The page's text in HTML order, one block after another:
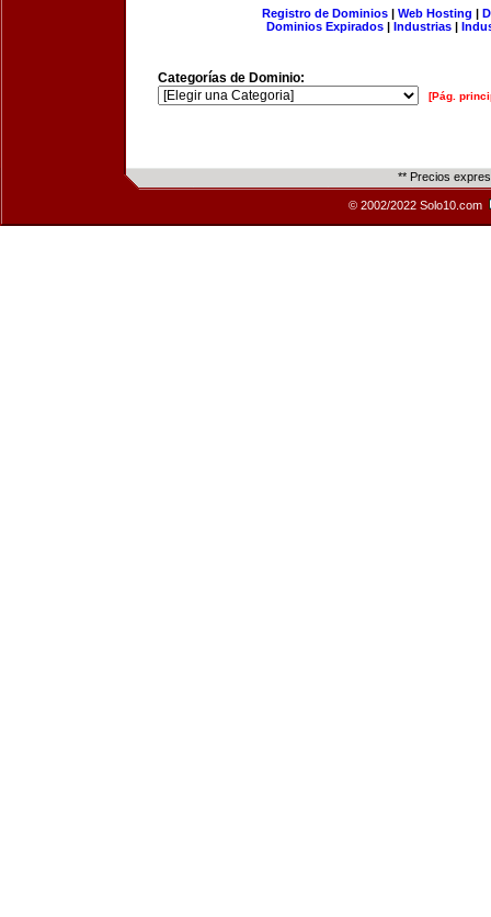
Registro de Dominios| Web Hosting |
Dominios Expirados | Industrias |
Categorías de Dominio:
[Pág.
** Precios
© 2002/2022 Solo10.com